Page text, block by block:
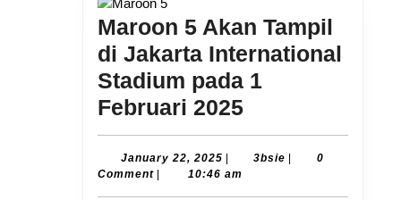
Maroon 5 Akan Tampil
di Jakarta International
Stadium pada 1
Februari 2025Maroon
5
Akan
January 22, 2025 January
22,
3bsie 3bsie
0
Comment
10:46 am